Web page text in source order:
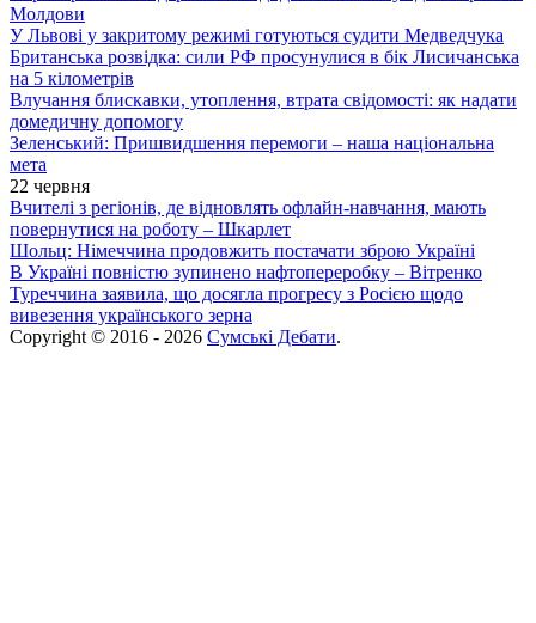
Молдови
У Львові у закритому режимі готуються судити Медведчука
Британська розвідка: сили РФ просунулися в бік Лисичанська
на 5 кілометрів
Влучання блискавки, утоплення, втрата свідомості: як надати
домедичну допомогу
Зеленський: Пришвидшення перемоги – наша національна
мета
22 червня
Вчителі з регіонів, де відновлять офлайн-навчання, мають
повернутися на роботу – Шкарлет
Шольц: Німеччина продовжить постачати зброю Україні
В Україні повністю зупинено нафтопереробку – Вітренко
Туреччина заявила, що досягла прогресу з Росією щодо
вивезення українського зерна
Copyright © 2016 - 2026 Сумські Дебати.